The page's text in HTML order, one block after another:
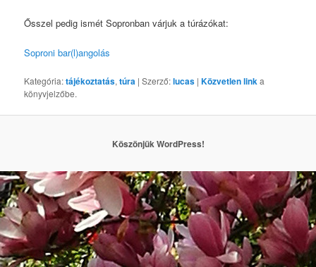
Ősszel pedig ismét Sopronban várjuk a túrázókat:
Soproni bar(l)angolás
Kategória:tájékoztatás,túra | Szerző:lucas |Közvetlen linka
könyvjelzőbe.
Köszönjük WordPress!